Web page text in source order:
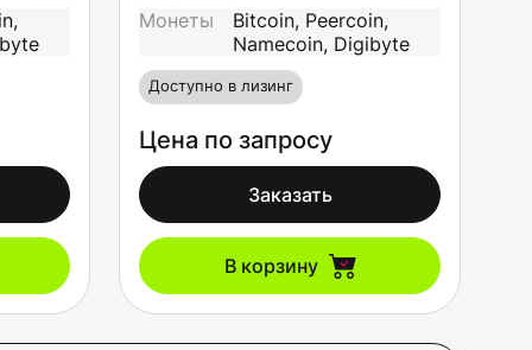
Монеты
Bitcoin, Peercoin,
Namecoin, Digibyte
Доступно в лизинг
Цена по запросу
Заказать
В корзину